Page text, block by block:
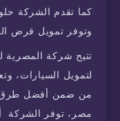
كما تقدم الشركة
وتوفر تمويل قرض
تتيح شركة المصرية
لتمويل السيارات،
من ضمن أفضل طرق
مصر، توفر الشركة